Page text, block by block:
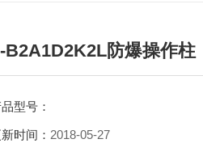
B2A1D2K2L防爆操作柱
型号：
时间： 2018-05-27